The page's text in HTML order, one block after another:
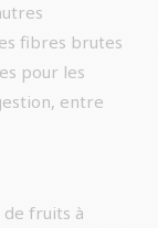
fibres brutes
pour les
entre
de fruits à